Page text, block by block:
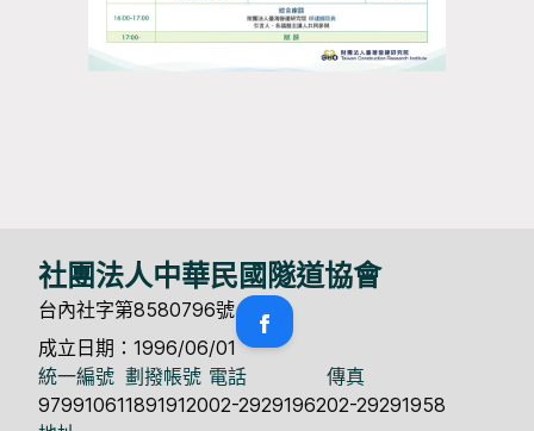
社團法人中華民國隧道協會
台內社字第8580796號
成立日期：1996/06/01
統一編號
97991061
劃撥帳號
18919120
電話
02-29291962
傳真
02-29291958